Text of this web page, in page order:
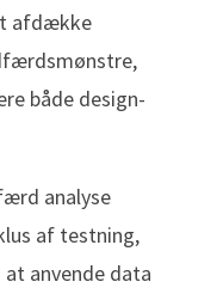
afdække
både design-
analyse
af testning,
anvende data